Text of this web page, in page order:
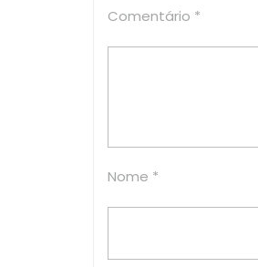
Comentário *
Nome *